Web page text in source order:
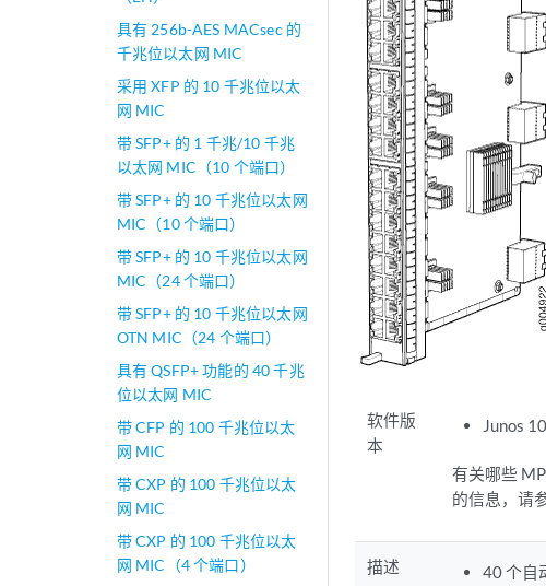
具有 256b-AES MACsec 的
千兆位以太网 MIC
采用 XFP 的 10 千兆位以太
网 MIC
带 SFP+ 的 1 千兆/10 千兆
以太网 MIC（10 个端口）
带 SFP+ 的 10 千兆位以太网
MIC（10 个端口）
带 SFP+ 的 10 千兆位以太网
MIC（24 个端口）
带 SFP+ 的 10 千兆位以太网
OTN MIC（24 个端口）
具有 QSFP+ 功能的 40 千兆
位以太网 MIC
带 CFP 的 100 千兆位以太
网 MIC
带 CXP 的 100 千兆位以太
网 MIC
带 CXP 的 100 千兆位以太
网 MIC（4 个端口）
软件版
本
Junos
有关哪些
的信息，请
描述
40 个自